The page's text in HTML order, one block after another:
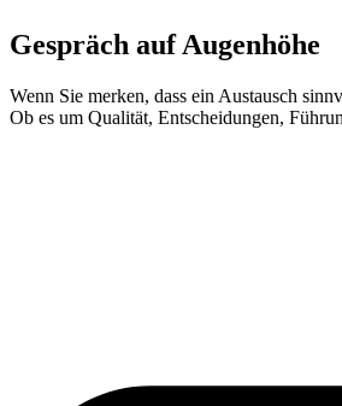
Gespräch auf Augenhöhe
Wenn Sie merken, dass ein Austausch
Ob es um Qualität, Entscheidungen,